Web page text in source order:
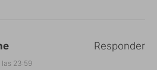
las 23:59
Responder